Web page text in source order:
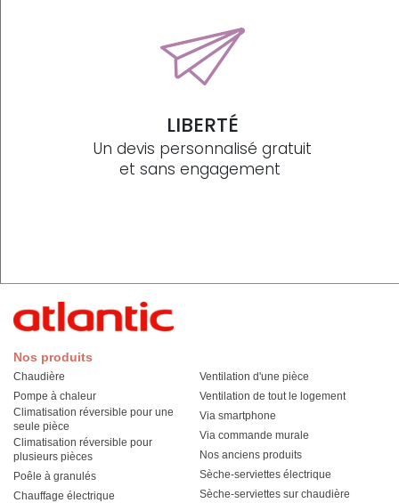
LIBERTÉ
Un devis personnalisé gratuit
et sans engagement
Nos produits
Chaudière
Pompe à chaleur
Climatisation réversible pour une
seule pièce
Climatisation réversible pour
plusieurs pièces
Poêle à granulés
Chauffage électrique
Ventilation d'une pièce
Ventilation de tout le logement
Via smartphone
Via commande murale
Nos anciens produits
Sèche-serviettes électrique
Sèche-serviettes sur chaudière